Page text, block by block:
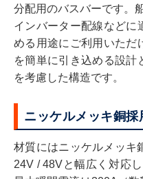
分配用のバスバーです。
インバーター配線などに
める用途にご利用いただ
を簡単に引き込める設計
を考慮した構造です。
ニッケルメッキ銅
材質にはニッケルメッキ
24V / 48Vと幅広く対応